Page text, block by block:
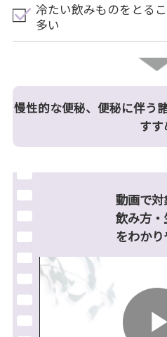
冷たい飲みものをとる
多い
慢性的な便秘、便秘に伴う
すす
動画で対
飲み方
をわかり